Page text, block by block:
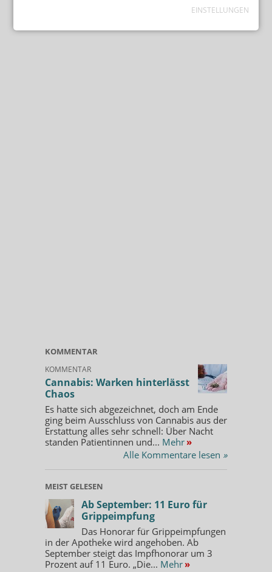
EINSTELLUNGEN
KOMMENTAR
KOMMENTAR
Cannabis: Warken hinterlässt
Chaos
Es hatte sich abgezeichnet, doch am Ende
ging beim Ausschluss von Cannabis aus der
Erstattung alles sehr schnell: Über Nacht
standen Patientinnen und... Mehr »
Alle Kommentare lesen »
MEIST GELESEN
Ab September: 11 Euro für
Grippeimpfung
Das Honorar für Grippeimpfungen
in der Apotheke wird angehoben. Ab
September steigt das Impfhonorar um 3
Prozent auf 11 Euro. „Die... Mehr »